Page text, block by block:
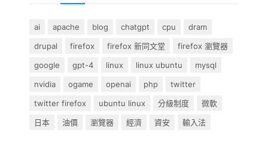
ai apache blog chatgpt cpu
dram
drupal
firefox firefox 新同文堂
firefox 瀏覽器
google
gpt-4 linux linux ubuntu
mysql
nvidia
ogame openai php
twitter
twitter firefox
ubuntu linux 分級制度
微軟
日本
油價 瀏覽器 經濟 資安 輸入法